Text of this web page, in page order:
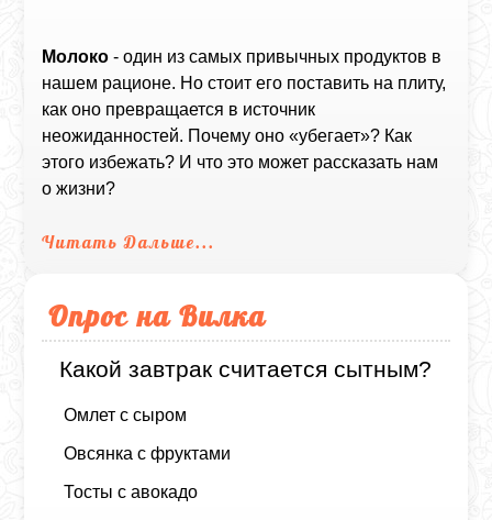
Молоко - один из самых привычных продуктов в
нашем рационе. Но стоит его поставить на плиту,
как оно превращается в источник
неожиданностей. Почему оно «убегает»? Как
этого избежать? И что это может рассказать нам
о жизни?
Читать Дальше...
Опрос на Вилка
Какой завтрак считается сытным?
Омлет с сыром
Овсянка с фруктами
Тосты с авокадо